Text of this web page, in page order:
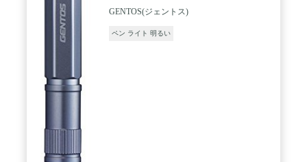
で、大きさをそのままに約15gの軽量化を実現。ま
たグリップをカーブ形状にすることで持ち手にフィ
ットしやすくなり、長時間利用でもより疲れにくく
なりました。 / 🔦【安心のメーカー2年間長期保
交換する商品保証をお付けしています。動作不良の
保証はもちろん、充電の持ちが悪くなった場合の無
GENTOS(ジェントス)
ペン ライト 明るい